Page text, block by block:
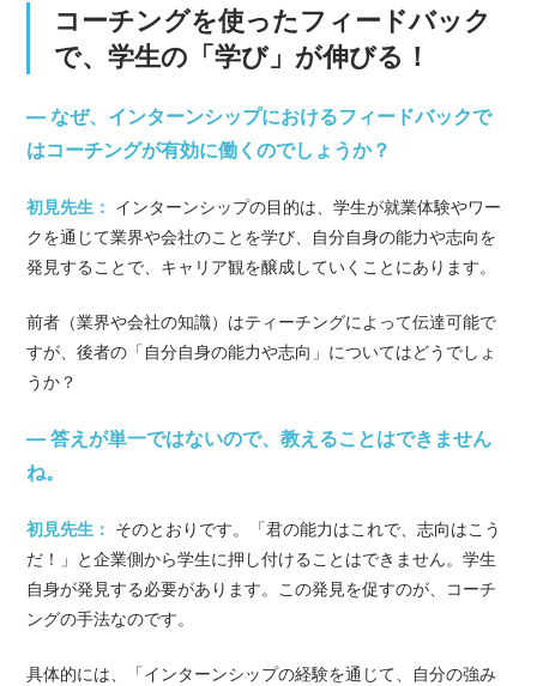
コーチングを使ったフィードバック
で、学生の「学び」が伸びる！
— なぜ、インターンシップにおけるフィードバックで
はコーチングが有効に働くのでしょうか？
初見先生： インターンシップの目的は、学生が就業体験やワー
クを通じて業界や会社のことを学び、自分自身の能力や志向を
発見することで、キャリア観を醸成していくことにあります。
前者（業界や会社の知識）はティーチングによって伝達可能で
すが、後者の「自分自身の能力や志向」についてはどうでしょ
うか？
— 答えが単一ではないので、教えることはできません
ね。
初見先生： そのとおりです。「君の能力はこれで、志向はこう
だ！」と企業側から学生に押し付けることはできません。学生
自身が発見する必要があります。この発見を促すのが、コーチ
ングの手法なのです。
具体的には、「インターンシップの経験を通じて、自分の強み